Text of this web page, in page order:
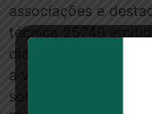
associações e
técnica 25749
diagnóstico de
a várias linhas de
solicitação das